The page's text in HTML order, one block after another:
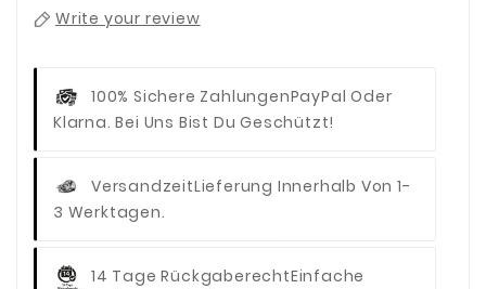
Write your review
100% Sichere ZahlungenPayPal Oder
Klarna. Bei Uns Bist Du Geschützt!
VersandzeitLieferung Innerhalb Von 1-
3 Werktagen.
14 Tage RückgaberechtEinfache